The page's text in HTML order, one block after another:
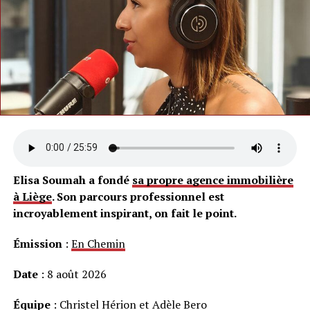
Elisa Soumah a fondé sa propre agence immobilière
à Liège. Son parcours professionnel est
incroyablement inspirant, on fait le point.
Émission: En Chemin
Date: 8 août 2026
Équipe: Christel Hérion et Adèle Bero